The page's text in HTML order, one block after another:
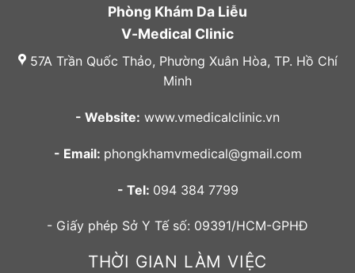
Phòng Khám Da Liễu
V-Medical Clinic
57A Trần Quốc Thảo, Phường Xuân Hòa, TP. Hồ Chí
Minh
- Website: www.vmedicalclinic.vn
- Email: phongkhamvmedical@gmail.com
- Tel: 094 384 7799
- Giấy phép Sở Y Tế số: 09391/HCM-GPHĐ
THỜI GIAN LÀM VIỆC